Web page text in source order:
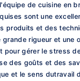
de cuisine en
sont une
produits et des
grande rigueur et une
pour gérer le stress
des goûts et des
et le sens dutravail